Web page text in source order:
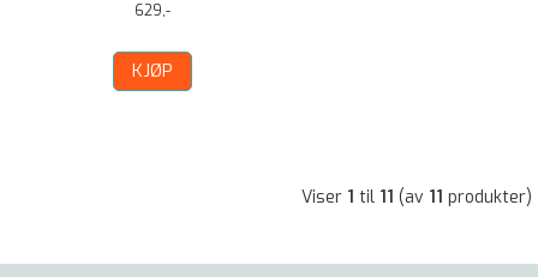
629,-
KJØP
Viser 1 til 11 (av 11 produkter)